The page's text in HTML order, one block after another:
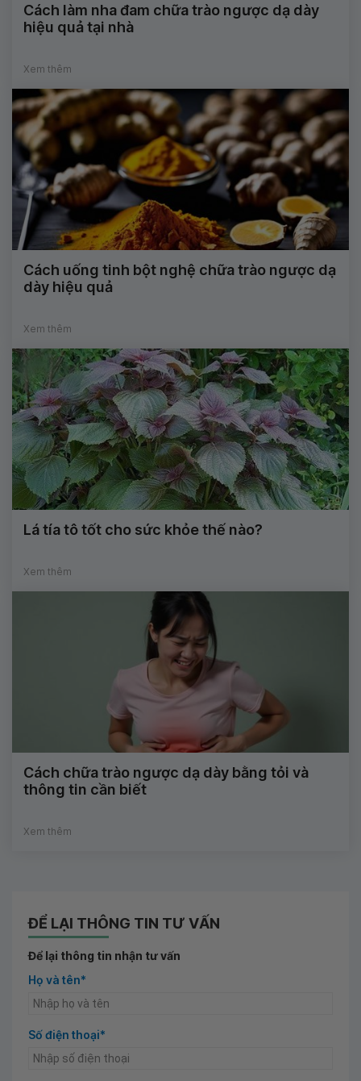
Cách làm nha đam chữa trào ngược dạ dày
hiệu quả tại nhà
Xem thêm
Cách uống tinh bột nghệ chữa trào ngược dạ
dày hiệu quả
Xem thêm
Lá tía tô tốt cho sức khỏe thế nào?
Xem thêm
Cách chữa trào ngược dạ dày bằng tỏi và
thông tin cần biết
Xem thêm
ĐỂ LẠI THÔNG TIN TƯ VẤN
Để lại thông tin nhận tư vấn
Họ và tên*
Số điện thoại*